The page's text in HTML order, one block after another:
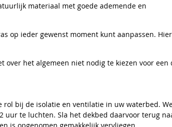
materiaal met goede ademende en
op ieder gewenst moment kunt aanpassen.
over het algemeen niet nodig te kiezen voor een
rol bij de isolatie en ventilatie in uw waterbed.
uur te luchten. Sla het dekbed daarvoor terug